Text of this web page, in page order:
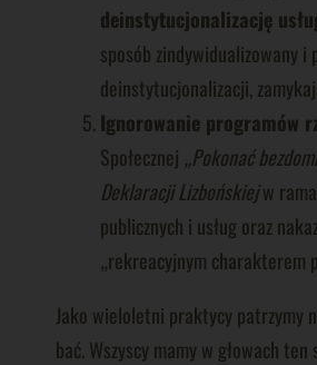
deinstytucjonalizację
sposób zindywidualizowany
deinstytucjonalizacji,
Ignorowanie programów
Społecznej „Pokonać
Deklaracji Lizbońskiejw
publicznych i usług oraz
„rekreacyjnym charakterem
Jako wieloletni praktycy patrzymy
bać. Wszyscy mamy w głowach